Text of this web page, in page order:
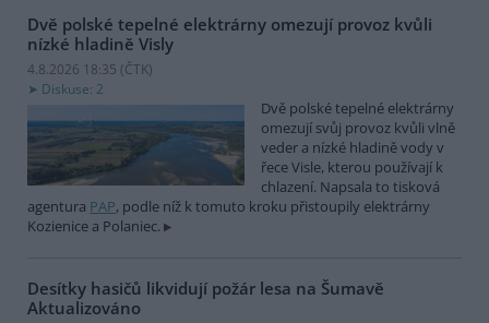
Dvě polské tepelné elektrárny omezují provoz kvůli
nízké hladině Visly
4.8.2026 18:35 (ČTK)
Diskuse: 2
Dvě polské tepelné elektrárny
omezují svůj provoz kvůli vlně
veder a nízké hladině vody v
řece Visle, kterou používají k
chlazení. Napsala to tisková
agentura PAP, podle níž k tomuto kroku přistoupily elektrárny
Kozienice a Polaniec.
Desítky hasičů likvidují požár lesa na Šumavě
Aktualizováno